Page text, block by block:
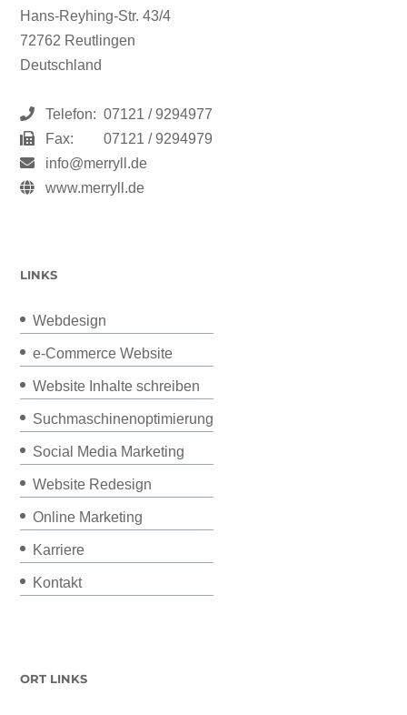
Hans-Reyhing-Str. 43/4
72762 Reutlingen
Deutschland
Telefon: 07121 / 9294977
Fax:
07121 / 9294979
info@merryll.de
www.merryll.de
LINKS
Webdesign
e-Commerce Website
Website Inhalte schreiben
Suchmaschinenoptimierung
Social Media Marketing
Website Redesign
Online Marketing
Karriere
Kontakt
ORT LINKS